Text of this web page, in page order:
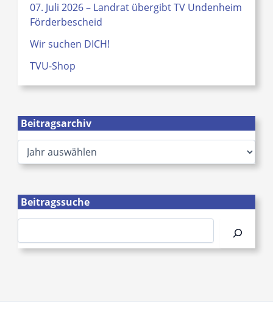
07. Juli 2026 – Landrat übergibt TV Undenheim
Förderbescheid
Wir suchen DICH!
TVU-Shop
Beitragsarchiv
A
i
Beitragssuche
Suchen